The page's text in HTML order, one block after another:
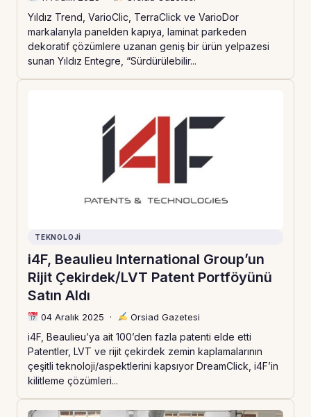
Yıldız Trend, VarioClic, TerraClick ve VarioDor
markalarıyla panelden kapıya, laminat parkeden
dekoratif çözümlere uzanan geniş bir ürün yelpazesi
sunan Yıldız Entegre, “Sürdürülebilir...
TEKNOLOJI
i4F, Beaulieu International Group’un
Rijit Çekirdek/LVT Patent Portföyünü
Satın Aldı
04 Aralık 2025 · Orsiad Gazetesi
i4F, Beaulieu’ya ait 100’den fazla patenti elde etti
Patentler, LVT ve rijit çekirdek zemin kaplamalarının
çeşitli teknoloji/aspektlerini kapsıyor DreamClick, i4F’in
kilitleme çözümleri...